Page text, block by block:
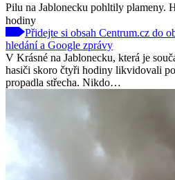
Pilu na Jablonecku pohltily plameny.
hodiny
Přidejte si obsah Centrum.cz do
hledání a Google zprávy
V Krásné na Jablonecku, která je
hasiči skoro čtyři hodiny likvidovali
propadla střecha. Nikdo…